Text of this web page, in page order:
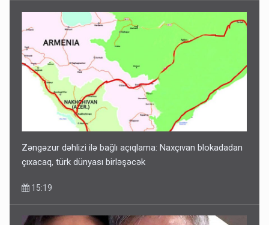
Zəngəzur dəhlizi ilə bağlı açıqlama: Naxçıvan blokadadan
çıxacaq, türk dünyası birləşəcək
15:19